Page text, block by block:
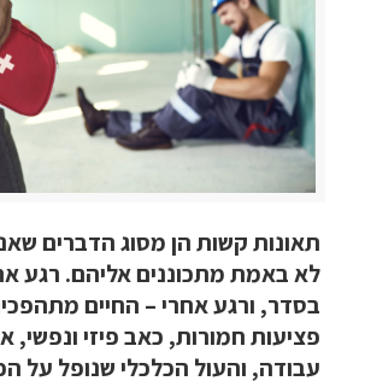
תאונות קשות הן מסוג הדברים
לא באמת מתכוננים אליהם. רגע
בסדר, ורגע אחרי – החיים
פציעות חמורות, כאב פיזי ונפשי,
עבודה, והעול הכלכלי שנופל על